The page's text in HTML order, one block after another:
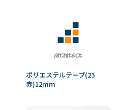
ポリエステルテープ(23
赤)12mm